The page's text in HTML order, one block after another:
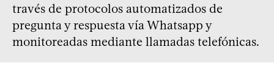
través de protocolos automatizados de
pregunta y respuesta vía Whatsapp y
monitoreadas mediante llamadas telefónicas.